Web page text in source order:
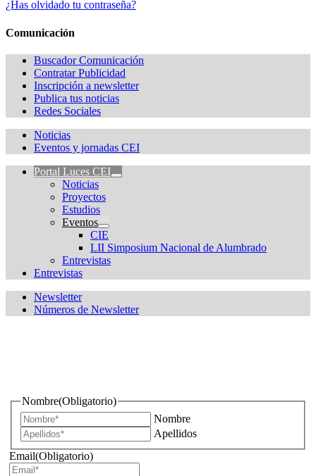
¿Has olvidado tu contraseña?
Comunicación
Buscador Comunicación
Contratar Publicidad
Inscripción a newsletter
Publica tus noticias
Redes Sociales
Noticias
Eventos y jornadas CEI
Portal Luces CEI
Noticias
Proyectos
Estudios
Eventos
CIE
LII Simposium Nacional de Alumbrado
Entrevistas
Entrevistas
Newsletter
Números de Newsletter
Nombre(Obligatorio)
Nombre
Apellidos
Email(Obligatorio)